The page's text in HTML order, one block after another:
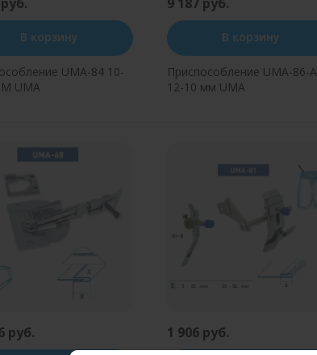
В корзину
UMA-84 10-
UMA
В корзину
Приспособление UMA-86-A
12-10 мм UMA
руб. 1 906 руб.